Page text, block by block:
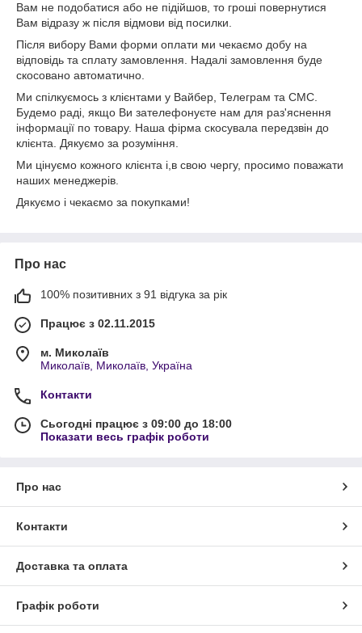
Вам не подобатися або не підійшов, то гроші повернутися
Вам відразу ж після відмови від посилки.
Після вибору Вами форми оплати ми чекаємо добу на
відповідь та сплату замовлення. Надалі замовлення буде
скосовано автоматично.
Ми спілкуємось з клієнтами у Вайбер, Телеграм та СМС.
Будемо раді, якщо Ви зателефонуєте нам для раз'яснення
інформації по товару. Наша фірма скосувала передзвін до
клієнта. Дякуємо за розуміння.
Ми цінуємо кожного клієнта і,в свою чергу, просимо поважати
наших менеджерів.
Дякуємо і чекаємо за покупками!
Про нас
100% позитивних з 91 відгука за рік
Працює з 02.11.2015
м. Миколаїв
Миколаїв, Миколаїв, Україна
Контакти
Сьогодні працює з 09:00 до 18:00
Показати весь графік роботи
Про нас
Контакти
Доставка та оплата
Графік роботи